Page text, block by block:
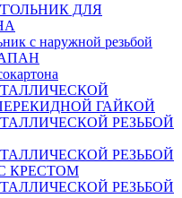
ДЛЯ
с наружной резьбой
ГАЙКОЙ
РЕЗЬБОЙ
РЕЗЬБОЙ
КРЕСТОМ
РЕЗЬБОЙ